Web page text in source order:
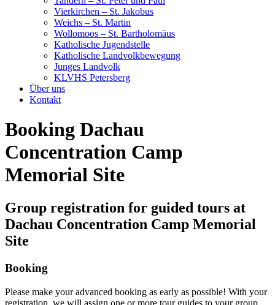
Vierkirchen – St. Jakobus
Weichs – St. Martin
Wollomoos – St. Bartholomäus
Katholische Jugendstelle
Katholische Landvolkbewegung
Junges Landvolk
KLVHS Petersberg
Über uns
Kontakt
Booking Dachau
Concentration Camp
Memorial Site
Group registration for guided tours at
Dachau Concentration Camp Memorial
Site
Booking
Please make your advanced booking as early as possible! With your
registration, we will assign one or more tour guides to your group.